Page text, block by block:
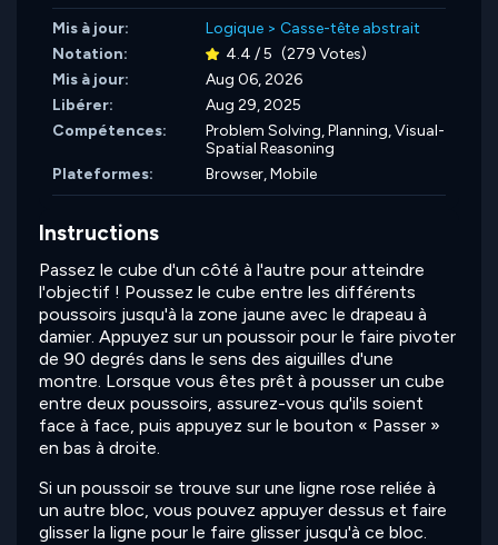
Mis à jour: Logique > Casse-tête abstrait
Notation:
4.4 / 5 (279 Votes)
Mis à jour:
Aug 06, 2026
Libérer:
Aug 29, 2025
Compétences:
Problem Solving,Planning,Visual-
Spatial Reasoning
Plateformes:
Browser, Mobile
Instructions
Passez le cube d'un côté à l'autre pour atteindre
l'objectif ! Poussez le cube entre les différents
poussoirs jusqu'à la zone jaune avec le drapeau à
damier. Appuyez sur un poussoir pour le faire pivoter
de 90 degrés dans le sens des aiguilles d'une
montre. Lorsque vous êtes prêt à pousser un cube
entre deux poussoirs, assurez-vous qu'ils soient
face à face, puis appuyez sur le bouton « Passer »
en bas à droite.
Si un poussoir se trouve sur une ligne rose reliée à
un autre bloc, vous pouvez appuyer dessus et faire
glisser la ligne pour le faire glisser jusqu'à ce bloc.